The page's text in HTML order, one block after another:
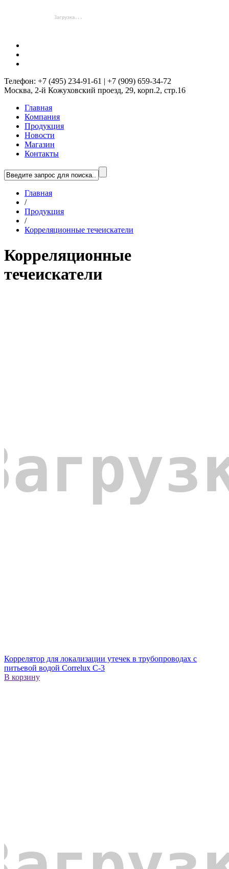
Телефон: +7 (495) 234-91-61 | +7 (909) 659-34-72
Москва, 2-й Кожуховский проезд, 29, корп.2, стр.16
Главная
Компания
Продукция
Новости
Магазин
Контакты
Главная
/
Продукция
/
Корреляционные течеискатели
Корреляционные
течеискатели
Коррелятор для локализации утечек в трубопроводах с
питьевой водой Correlux C-3
В корзину